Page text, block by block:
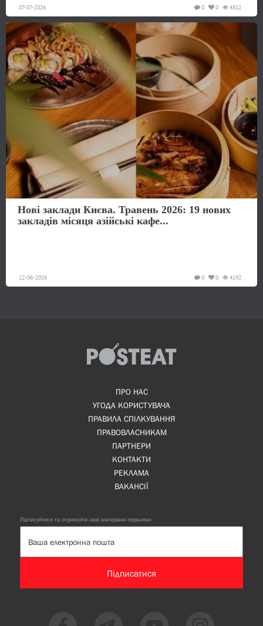
07-07-2026 4812
0
0
Нові заклади Києва. Травень 2026: 19 нових
закладів місяця азійські кафе...
12-06-2026 4192
0
0
ПРО НАС
УГОДА КОРИСТУВАЧА
ПРАВИЛА СПІЛКУВАННЯ
ПРАВОВЛАСНИКАМ
ПАРТНЕРИ
КОНТАКТИ
РЕКЛАМА
ВАКАНСІЇ
Підписуйтеся та отримуйте нові матеріали першими
Підписатися